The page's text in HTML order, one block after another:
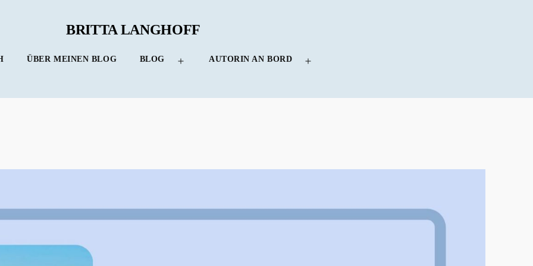
BRITTA LANGHOFF
ÜBER MEINEN BLOG BLOG AUTORIN AN BORD